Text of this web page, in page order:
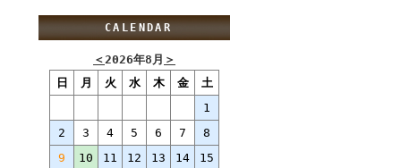
CALENDAR
＜2026年8月 ＞
日
月 火 水 木 金
土
1
2
3 4 5 6 7
8
9
10 11 12 13 14
15